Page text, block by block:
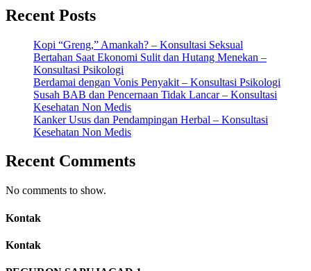
Recent Posts
Kopi “Greng,” Amankah? – Konsultasi Seksual
Bertahan Saat Ekonomi Sulit dan Hutang Menekan –
Konsultasi Psikologi
Berdamai dengan Vonis Penyakit – Konsultasi Psikologi
Susah BAB dan Pencernaan Tidak Lancar – Konsultasi
Kesehatan Non Medis
Kanker Usus dan Pendampingan Herbal – Konsultasi
Kesehatan Non Medis
Recent Comments
No comments to show.
Kontak
Kontak